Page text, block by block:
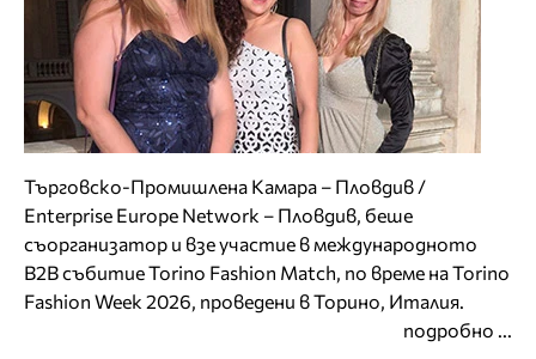
Търговско-Промишлена Камара – Пловдив /
Enterprise Europe Network – Пловдив, беше
съорганизатор и взе участие в международното
B2B събитие Torino Fashion Match, по време на Torino
Fashion Week 2026, проведени в Торино, Италия.
подробно ...